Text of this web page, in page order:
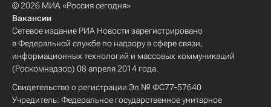
© 2026 МИА «Россия сегодня»
Вакансии
Сетевое издание РИА Новости зарегистрировано
в Федеральной службе по надзору в сфере связи,
информационных технологий и массовых коммуникаций
(Роскомнадзор) 08 апреля 2014 года.
Свидетельство о регистрации Эл № ФС77-57640
Учредитель: Федеральное государственное унитарное